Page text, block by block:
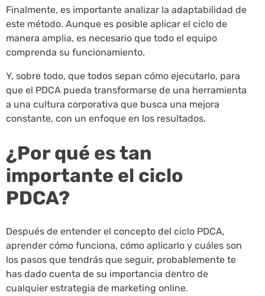
Finalmente, es importante analizar la adaptabilidad de
este método. Aunque es posible aplicar el ciclo de
manera amplia, es necesario que todo el equipo
comprenda su funcionamiento.
Y, sobre todo, que todos sepan cómo ejecutarlo, para
que el PDCA pueda transformarse de una herramienta
a una cultura corporativa que busca una mejora
constante, con un enfoque en los resultados.
¿Por qué es tan
importante el ciclo
PDCA?
Después de entender el concepto del ciclo PDCA,
aprender cómo funciona, cómo aplicarlo y cuáles son
los pasos que tendrás que seguir, probablemente te
has dado cuenta de su importancia dentro de
cualquier estrategia de marketing online.